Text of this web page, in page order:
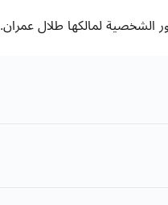
الشخصية لمالكها طلال عمران.